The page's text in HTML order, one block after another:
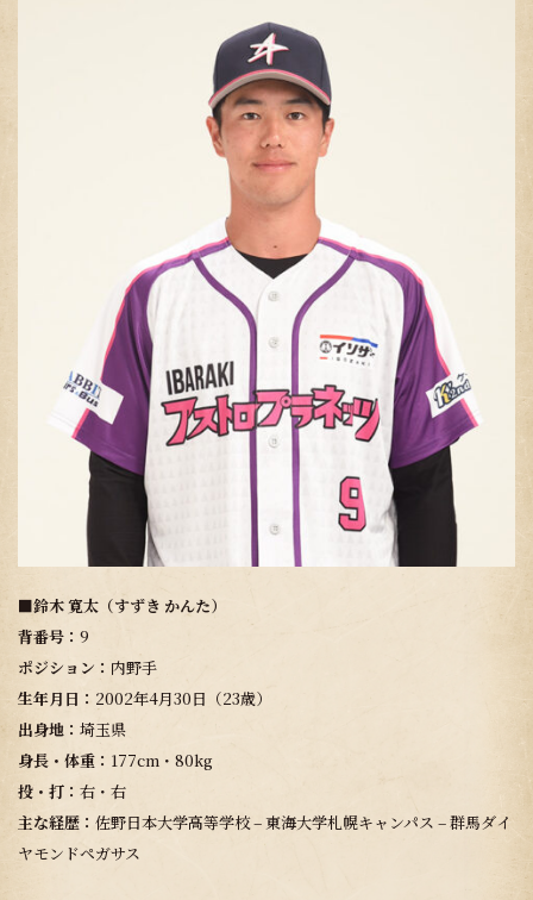
■鈴木 寛太（すずき かんた）
背番号： 9
ポジション： 内野手
生年月日： 2002年4月30日（23歳）
出身地： 埼玉県
身長・体重： 177cm・80kg
投・打： 右・右
主な経歴： 佐野日本大学高等学校 – 東海大学札幌キャンパス – 群馬ダイ
ヤモンドペガサス